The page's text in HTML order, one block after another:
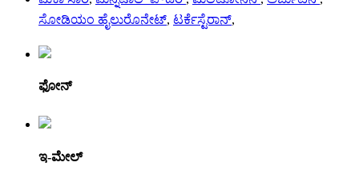
ಸೋಡಿಯಂ ಹೈಲುರೊನೇಟ್, ಟರ್ಕೆಸ್ಟೆರಾನ್,
ಫೋನ್
ಇ-ಮೇಲ್